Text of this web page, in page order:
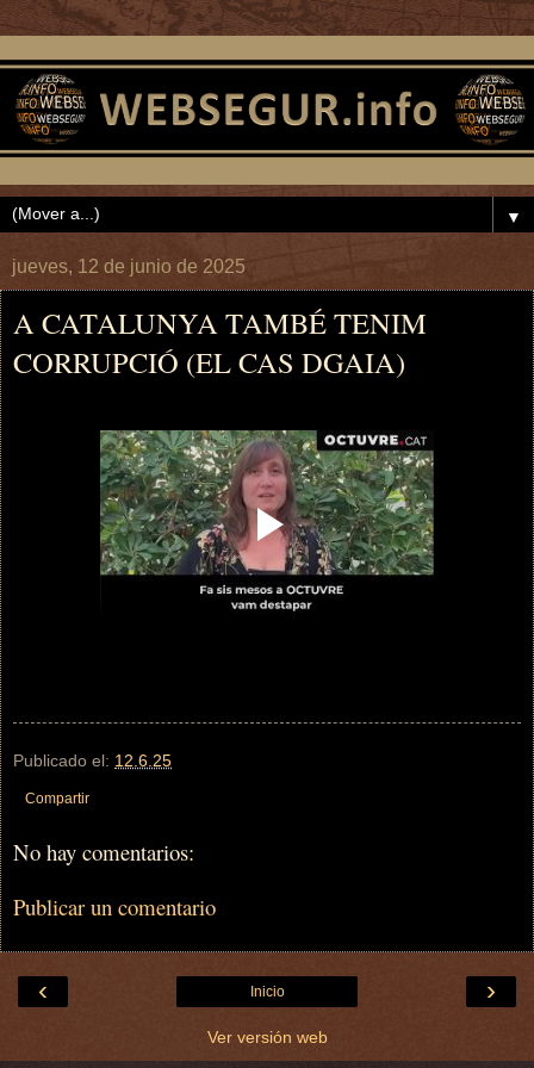
▼
jueves, 12 de junio de 2025
A CATALUNYA TAMBÉ TENIM
CORRUPCIÓ (EL CAS DGAIA)
Publicado el: 12.6.25
Compartir
No hay comentarios:
Publicar un comentario
‹ ›
Inicio
Ver versión web